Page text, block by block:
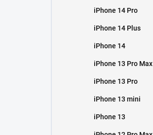
iPhone 14 Pro
iPhone 14 Plus
iPhone 14
iPhone 13 Pro Max
iPhone 13 Pro
iPhone 13 mini
iPhone 13